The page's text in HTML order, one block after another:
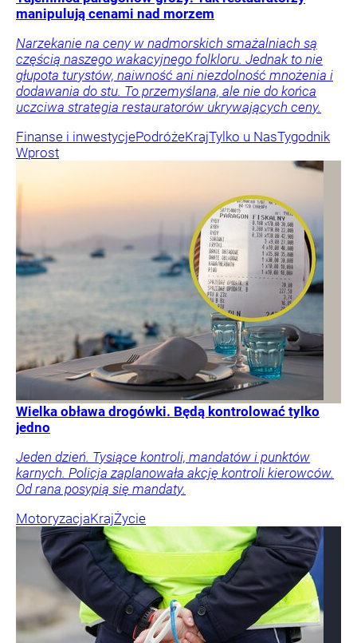
manipulują cenami nad morzem
Narzekanie na ceny w nadmorskich smażalniach są
częścią naszego wakacyjnego folkloru. Jednak to nie
głupota turystów, naiwność ani niezdolność mnożenia i
dodawania do stu. To przemyślana, ale nie do końca
uczciwa strategia restauratorów ukrywających ceny.
Finanse i inwestycjePodróżeKrajTylko u NasTygodnik
Wprost
Wielka obława drogówki. Będą kontrolować tylko
jedno
Jeden dzień. Tysiące kontroli, mandatów i punktów
karnych. Policja zaplanowała akcję kontroli kierowców.
Od rana posypią się mandaty.
MotoryzacjaKrajŻycie